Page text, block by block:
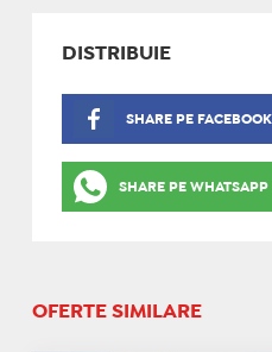
DISTRIBUIE
SHARE PE FACEBOOK
SHARE PE WHATSAPP
OFERTE SIMILARE